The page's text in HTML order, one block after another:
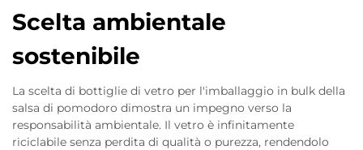
Scelta ambientale
sostenibile
La scelta di bottiglie di vetro per l'imballaggio in bulk della
salsa di pomodoro dimostra un impegno verso la
responsabilità ambientale. Il vetro è infinitamente
riciclabile senza perdita di qualità o purezza, rendendolo